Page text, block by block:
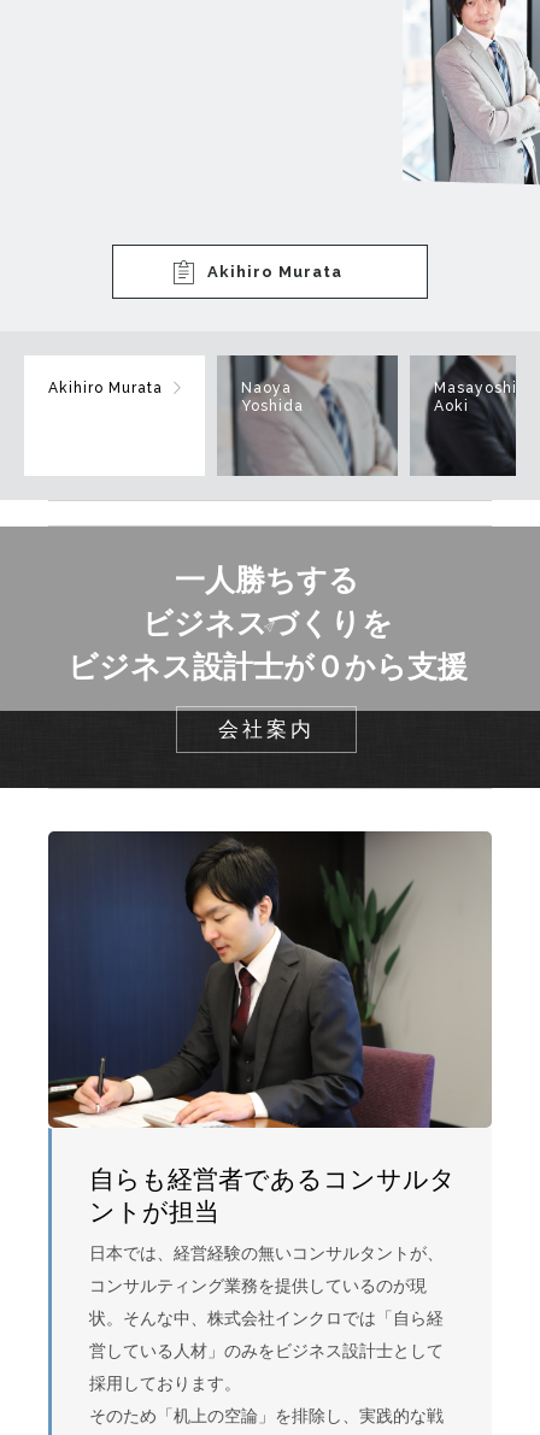
Akihiro Murata
Akihiro Murata
Naoya
Yoshida
Masayoshi
Aoki
一人勝ちする
ビジネスづくりを
ビジネス設計士が０から支援
会社案内
自らも経営者であるコンサルタ
ントが担当
日本では、経営経験の無いコンサルタントが、
コンサルティング業務を提供しているのが現
状。そんな中、株式会社インクロでは「自ら経
営している人材」のみをビジネス設計士として
採用しております。
そのため「机上の空論」を排除し、実践的な戦